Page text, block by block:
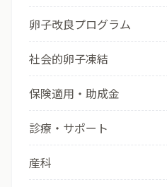
卵子改良プログラム
社会的卵子凍結
保険適用・助成金
診療・サポート
産科